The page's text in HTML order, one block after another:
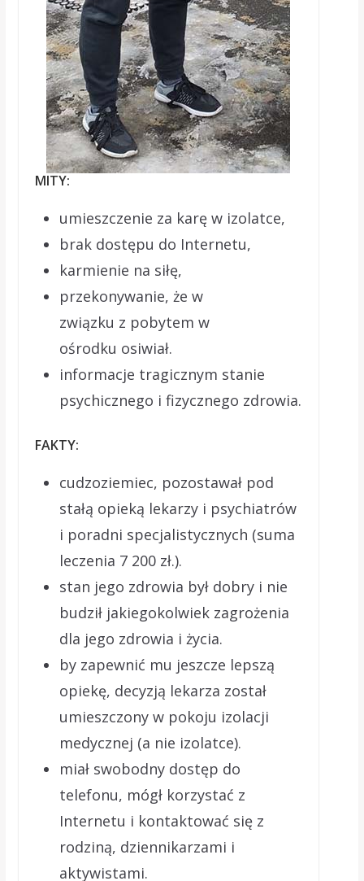
MITY:
umieszczenie za karę w izolatce,
brak dostępu do Internetu,
karmienie na siłę,
przekonywanie, że w
związku z pobytem w
ośrodku osiwiał.
informacje tragicznym stanie
psychicznego i fizycznego zdrowia.
FAKTY:
cudzoziemiec, pozostawał pod
stałą opieką lekarzy i psychiatrów
i poradni specjalistycznych (suma
leczenia 7 200 zł.).
stan jego zdrowia był dobry i nie
budził jakiegokolwiek zagrożenia
dla jego zdrowia i życia.
by zapewnić mu jeszcze lepszą
opiekę, decyzją lekarza został
umieszczony w pokoju izolacji
medycznej (a nie izolatce).
miał swobodny dostęp do
telefonu, mógł korzystać z
Internetu i kontaktować się z
rodziną, dziennikarzami i
aktywistami.